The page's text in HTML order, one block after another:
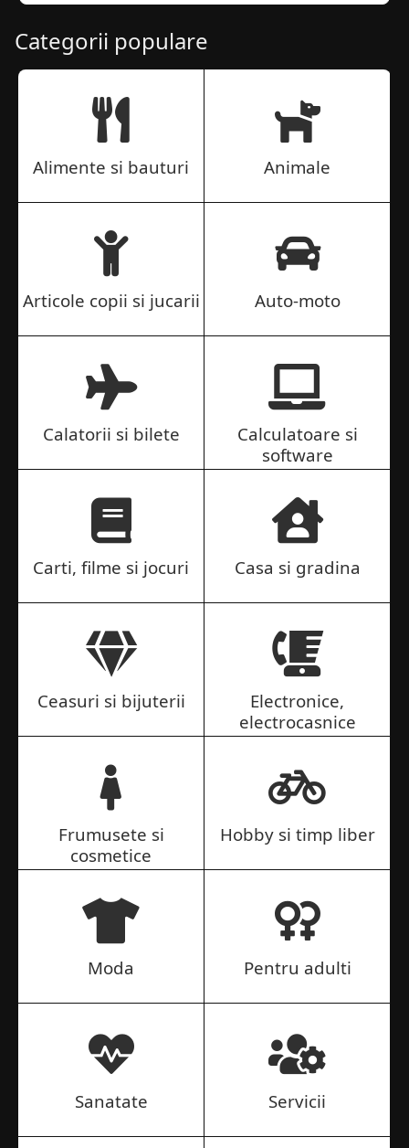
Categorii populare
Alimente si bauturi Animale
Articole copii si jucarii Auto-moto
Calatorii si bilete
Calculatoare si
software
Carti, filme si jocuri Casa si gradina
Ceasuri si bijuterii
Electronice,
electrocasnice
Frumusete si
cosmetice
Hobby si timp liber
Moda Pentru adulti
Sanatate Servicii